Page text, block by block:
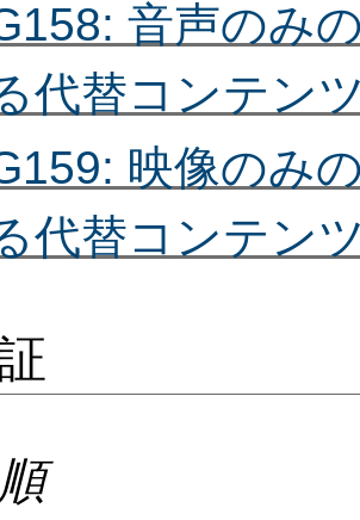
音声のみ
代替コンテン
映像のみ
代替コンテン